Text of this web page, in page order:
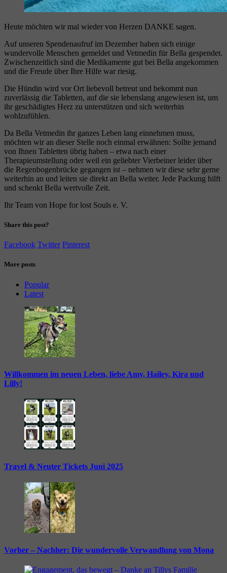
Heute möchten wir mal wieder von Herzen DANKE sagen.
Auf unseren Spendenaufruf im Dezember haben sich einige
wundervolle Menschen gemeldet und Vetmedin für Bella gespendet.
Zwischenzeitlich sind die Medikamente gut bei Bella angekommen
und die Freude über Ihre Hilfe war riesig.
Die Hündin wird vor Ort liebevoll betreut und bekommt nun
zuverlässig die Tabletten, auf die sie lebenslang angewiesen ist, um
ihr geschädigtes Herz zu unterstützen und sich weiterhin
wohlzufühlen.
Da Bella Vetmedin ihr ganzes Leben lang einnehmen muss,
möchten wir an dieser Stelle noch einmal erwähnen: Sollte jemand
von Ihnen Tabletten übrig haben – etwa nach einer
Therapieumstellung oder weil ein geliebter Vierbeiner leider über
die Regenbogenbrücke gegangen ist – nehmen wir diese sehr gerne
weiterhin an und leiten sie direkt an Bella weiter. Jede Packung hilft
und schenkt Bella wertvolle Zeit.
Ihr Team von Hope for lost Souls e. V.
Share this post?
Facebook Twitter Pinterest
More posts
Popular
Latest
Willkommen im neuen Leben, liebe Amy, Hailey, Kira und
Lilly!
Travel & Neuter Tickets Juni 2025
Vorher – Nachher: Die wundervolle Verwandlung von Mona